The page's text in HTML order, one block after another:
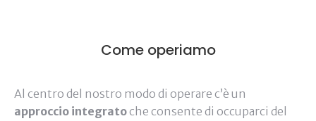
Come operiamo
Al centro del nostro modo di operare c’è un
approccio integratoche consente di occuparci del